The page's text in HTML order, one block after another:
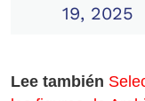
19, 2025
Lee también